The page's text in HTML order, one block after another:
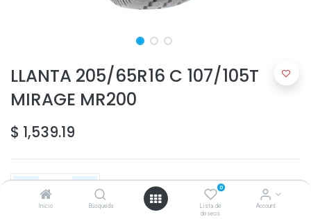
Inicio Búsqueda
0
Lista de
deseos
Account
LLANTA 205/65R16 C 107/105T
MIRAGE MR200
$ 1,539.19